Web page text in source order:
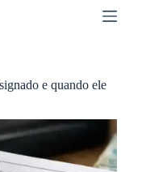
e quando ele